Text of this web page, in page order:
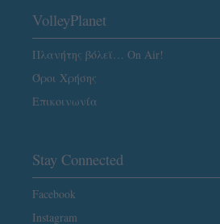
VolleyPlanet
Πλανήτης βόλεϊ… On Air!
Όροι Χρήσης
Επικοινωνία
Stay Connected
Facebook
Instagram